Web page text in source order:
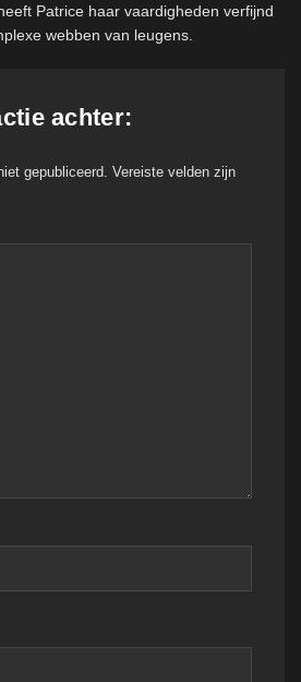
Patrice haar vaardigheden verfijnd
webben van leugens.
achter:
gepubliceerd. Vereiste velden zijn